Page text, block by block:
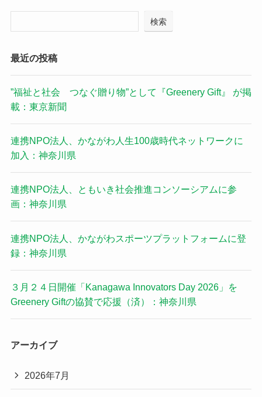
検索
最近の投稿
”福祉と社会 つなぐ贈り物”として『Greenery Gift』 が掲
載：東京新聞
連携NPO法人、かながわ人生100歳時代ネットワークに
加入：神奈川県
連携NPO法人、ともいき社会推進コンソーシアムに参
画：神奈川県
連携NPO法人、かながわスポーツプラットフォームに登
録：神奈川県
３月２４日開催「Kanagawa Innovators Day 2026」を
Greenery Giftの協賛で応援（済）：神奈川県
アーカイブ
2026年7月